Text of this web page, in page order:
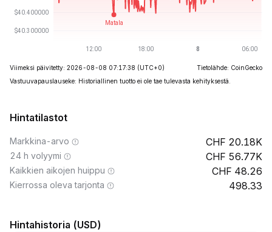
Viimeksi päivitetty: 2026-08-08 07:17:38 (UTC+0)
Tietolähde: CoinGecko
Vastuuvapauslauseke: Historiallinen tuotto ei ole tae tulevasta kehityksestä.
Hintatilastot
Markkina-arvo 20.18K
24 h volyymi 56.77K
Kaikkien aikojen huippu 48.26
Kierrossa oleva tarjonta 498.33
Hintahistoria (USD)